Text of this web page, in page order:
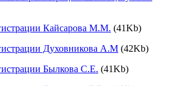
Кайсарова М.М. (41Kb)
Духовникова А.М (42Kb)
Былкова С.Е. (41Kb)